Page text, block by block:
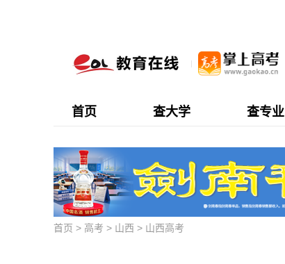
首页 查大学 查专业
首页 > 高考 > 山西 > 山西高考